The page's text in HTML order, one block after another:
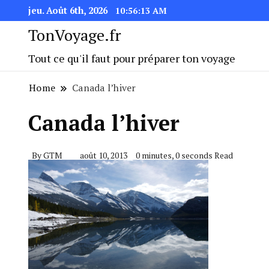
jeu. Août 6th, 2026 10:56:14 AM
TonVoyage.fr
Tout ce qu'il faut pour préparer ton voyage
Home Canada l’hiver
Canada l’hiver
ByGTM août 10, 2013 0 minutes, 0 seconds Read